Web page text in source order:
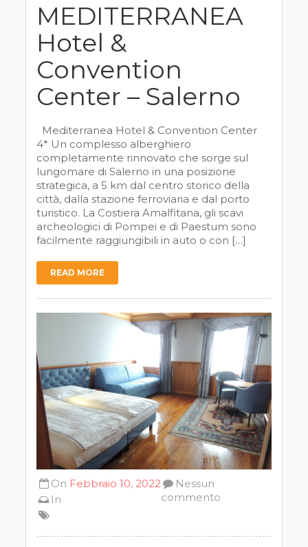
MEDITERRANEA
Hotel &
Convention
Center – Salerno
Mediterranea Hotel & Convention Center
4* Un complesso alberghiero
completamente rinnovato che sorge sul
lungomare di Salerno in una posizione
strategica, a 5 km dal centro storico della
città, dalla stazione ferroviaria e dal porto
turistico. La Costiera Amalfitana, gli scavi
archeologici di Pompei e di Paestum sono
facilmente raggiungibili in auto o con […]
READ MORE
On Febbraio 10, 2022
In
Nessun
commento